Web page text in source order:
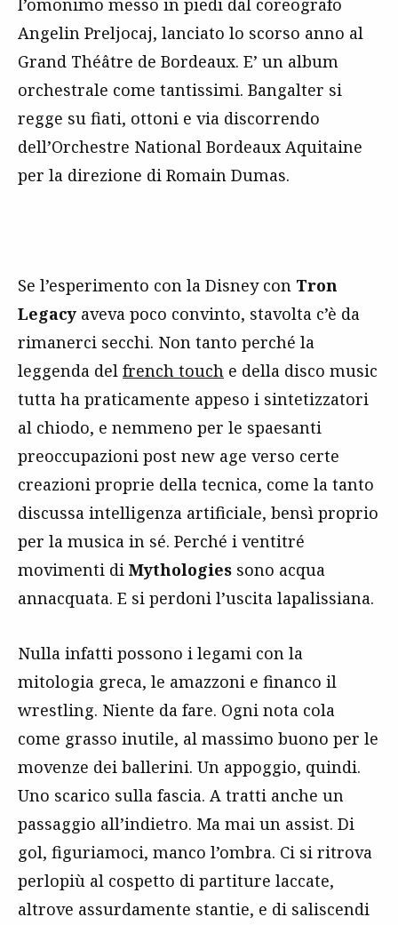
Angelin Preljocaj, lanciato lo scorso anno al
Grand Théâtre de Bordeaux. E’ un album
orchestrale come tantissimi. Bangalter si
regge su fiati, ottoni e via discorrendo
dell’Orchestre National Bordeaux Aquitaine
per la direzione di Romain Dumas.
Se l’esperimento con la Disney con Tron
Legacy aveva poco convinto, stavolta c’è da
rimanerci secchi. Non tanto perché la
leggenda del french touch e della disco music
tutta ha praticamente appeso i sintetizzatori
al chiodo, e nemmeno per le spaesanti
preoccupazioni post new age verso certe
creazioni proprie della tecnica, come la tanto
discussa intelligenza artificiale, bensì proprio
per la musica in sé. Perché i ventitré
movimenti di Mythologies sono acqua
annacquata. E si perdoni l’uscita lapalissiana.
Nulla infatti possono i legami con la
mitologia greca, le amazzoni e financo il
wrestling. Niente da fare. Ogni nota cola
come grasso inutile, al massimo buono per le
movenze dei ballerini. Un appoggio, quindi.
Uno scarico sulla fascia. A tratti anche un
passaggio all’indietro. Ma mai un assist. Di
gol, figuriamoci, manco l’ombra. Ci si ritrova
perlopiù al cospetto di partiture laccate,
altrove assurdamente stantie, e di saliscendi